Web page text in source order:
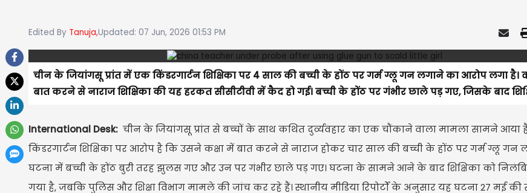
Edited By Tanuja,Updated: 07 Jun, 2026 01:53 PM
चीन के जियांगसू प्रांत में एक किंडरगार्टन शिक्षिका पर 4 साल की बच्ची के होंठ पर गर्म ग्लू गन लगाने का आरोप लगा है।
बात करने से नाराज शिक्षिका की यह हरकत सीसीटीवी में कैद हो गई। बच्ची के होंठ पर गंभीर छाले पड़ गए, जिसके बाद
International Desk: चीन के जियांगसू प्रांत से बच्चों के साथ कथित दुर्व्यवहार का एक चौंकाने वाला मामला सामने आया
किंडरगार्टन शिक्षिका पर आरोप है कि उसने कक्षा में बात करने से नाराज होकर चार साल की बच्ची के होंठ पर गर्म ग्लू गन
घटना में बच्ची के होंठ बुरी तरह झुलस गए और उन पर गंभीर छाले पड़ गए। घटना के सामने आने के बाद शिक्षिका को
गया है, जबकि पुलिस और शिक्षा विभाग मामले की जांच कर रहे हैं। स्थानीय मीडिया रिपोर्टों के अनुसार यह घटना 27 मई